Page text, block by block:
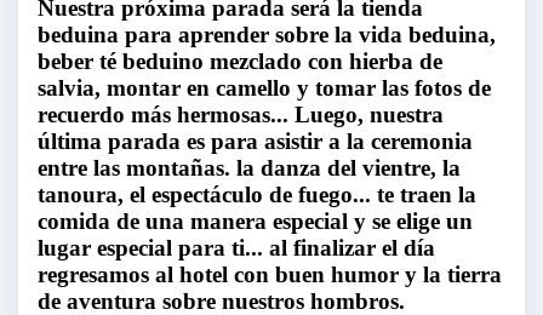
Nuestra próxima parada será la tienda
beduina para aprender sobre la vida beduina,
beber té beduino mezclado con hierba de
salvia, montar en camello y tomar las fotos de
recuerdo más hermosas... Luego, nuestra
última parada es para asistir a la ceremonia
entre las montañas. la danza del vientre, la
tanoura, el espectáculo de fuego... te traen la
comida de una manera especial y se elige un
lugar especial para ti... al finalizar el día
regresamos al hotel con buen humor y la tierra
de aventura sobre nuestros hombros.